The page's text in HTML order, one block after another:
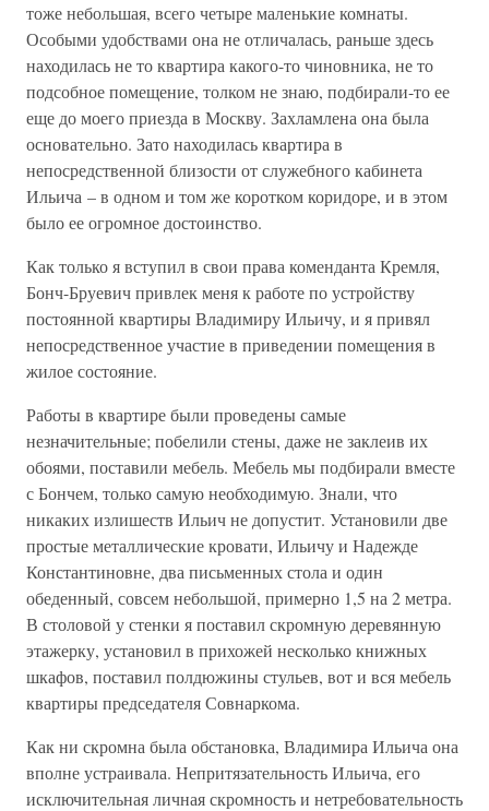
тоже небольшая, всего четыре маленькие комнаты.
Особыми удобствами она не отличалась, раньше здесь
находилась не то квартира какого-то чиновника, не то
подсобное помещение, толком не знаю, подбирали-то ее
еще до моего приезда в Москву. Захламлена она была
основательно. Зато находилась квартира в
непосредственной близости от служебного кабинета
Ильича – в одном и том же коротком коридоре, и в этом
было ее огромное достоинство.
Как только я вступил в свои права коменданта Кремля,
Бонч-Бруевич привлек меня к работе по устройству
постоянной квартиры Владимиру Ильичу, и я привял
непосредственное участие в приведении помещения в
жилое состояние.
Работы в квартире были проведены самые
незначительные; побелили стены, даже не заклеив их
обоями, поставили мебель. Мебель мы подбирали вместе
с Бончем, только самую необходимую. Знали, что
никаких излишеств Ильич не допустит. Установили две
простые металлические кровати, Ильичу и Надежде
Константиновне, два письменных стола и один
обеденный, совсем небольшой, примерно 1,5 на 2 метра.
В столовой у стенки я поставил скромную деревянную
этажерку, установил в прихожей несколько книжных
шкафов, поставил полдюжины стульев, вот и вся мебель
квартиры председателя Совнаркома.
Как ни скромна была обстановка, Владимира Ильича она
вполне устраивала. Непритязательность Ильича, его
исключительная личная скромность и нетребовательность